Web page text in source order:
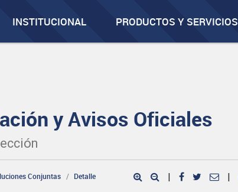
INSTITUCIONAL PRODUCTOS Y SERVICIOS
y Avisos Oficiales
Conjuntas Detalle | |